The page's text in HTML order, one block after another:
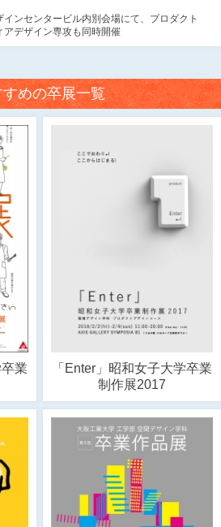
ンセンタービル内別会場にて、プロダクト
アデザイン専攻も同時開催
すめの卒展一覧
業
「Enter」昭和女子大学卒業
制作展2017